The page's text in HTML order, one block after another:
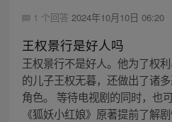
1 个回答 2024年10月10日 06:20
王权景行是好人吗
王权景行不是好人。他为了权
的儿子王权无暮，还做出了诸
角色。 等待电视剧的同时，也
《狐妖小红娘》原著提前了解剧